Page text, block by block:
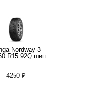
Nordway 3
R15 92Q шип
4250 ₽